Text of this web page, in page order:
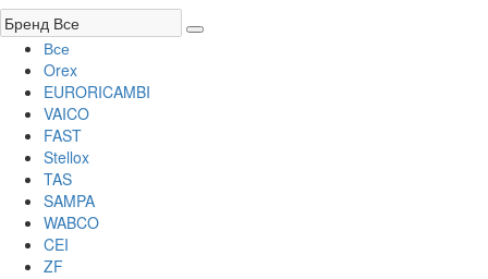
Все
Orex
EURORICAMBI
VAICO
FAST
Stellox
TAS
SAMPA
WABCO
CEI
ZF